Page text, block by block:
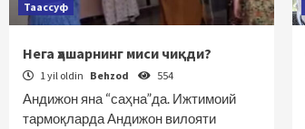
Таассуф
Нега ҳашарнинг миси чиқди?
1 yil oldin Behzod 554
Андижон яна “саҳна”да. Ижтимоий
тармоқларда Андижон вилояти